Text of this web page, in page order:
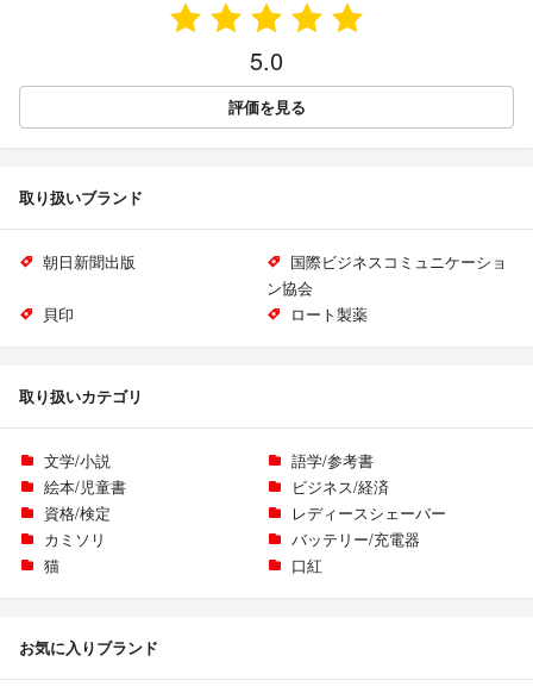
5.0
評価を見る
取り扱いブランド
朝日新聞出版
国際ビジネスコミュニケーショ
ン協会
貝印
ロート製薬
取り扱いカテゴリ
文学/小説
語学/参考書
絵本/児童書
ビジネス/経済
資格/検定
レディースシェーバー
カミソリ
バッテリー/充電器
猫
口紅
お気に入りブランド